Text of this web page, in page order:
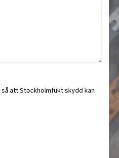
så att Stockholmfukt skydd kan